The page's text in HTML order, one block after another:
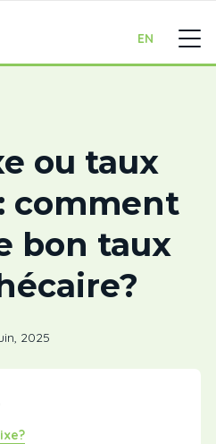
EN
ou taux
comment
bon taux
2025